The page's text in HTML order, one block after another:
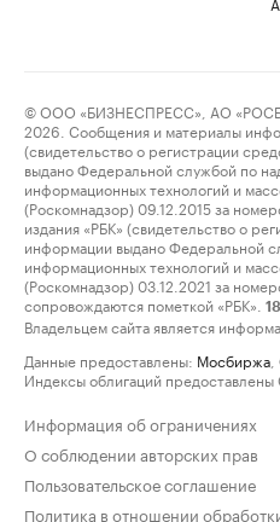
© ООО «БИЗНЕСПРЕСС», АО
2026. Сообщения и материалы
(свидетельство о регистрации
выдано Федеральной службой по
информационных технологий и
(Роскомнадзор) 09.12.2015 за
издания «РБК» (свидетельство о
информации выдано Федеральной
информационных технологий и
(Роскомнадзор) 03.12.2021 за
сопровождаются пометкой «РБК».
Владельцем сайта является
Данные предоставлены: Мосбиржа
Индексы облигаций предоставлены
Информация об ограничениях
О соблюдении авторских прав
Пользовательское соглашение
Политика в отношении